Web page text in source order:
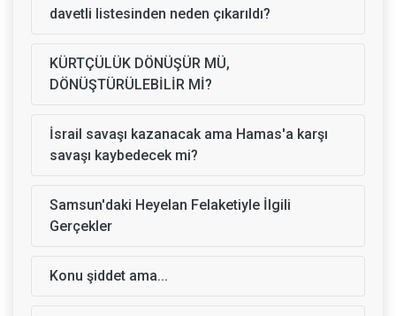
davetli listesinden neden çıkarıldı?
KÜRTÇÜLÜK DÖNÜŞÜR MÜ,
DÖNÜŞTÜRÜLEBİLİR Mİ?
İsrail savaşı kazanacak ama Hamas'a karşı
savaşı kaybedecek mi?
Samsun'daki Heyelan Felaketiyle İlgili
Gerçekler
Konu şiddet ama...